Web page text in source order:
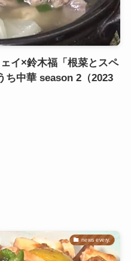
イ×鈴木福「根菜とスペ
ち中華 season 2（2023
news every.